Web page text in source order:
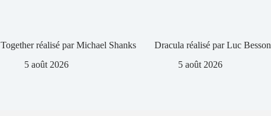
Together réalisé par Michael Shanks
5 août 2026
Dracula réalisé par Luc Besson
5 août 2026